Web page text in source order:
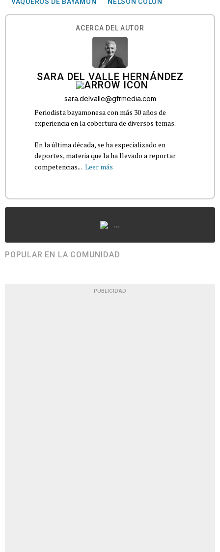
VAQUEROS DE BAYAMÓN
NELSON COLÓN
ACERCA DEL AUTOR
SARA DEL VALLE HERNÁNDEZ
sara.delvalle@gfrmedia.com
Periodista bayamonesa con más 30 años de
experiencia en la cobertura de diversos temas.
En la última década, se ha especializado en
deportes, materia que la ha llevado a reportar
competencias... Leer más
...
POPULAR EN LA COMUNIDAD
PUBLICIDAD